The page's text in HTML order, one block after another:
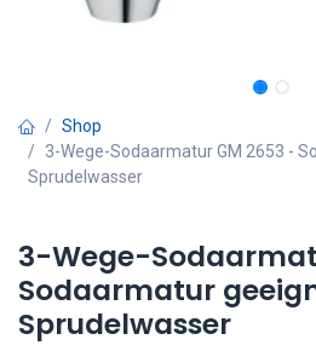
Shop
3-Wege-Sodaarmatur GM 2653 -
Sprudelwasser
3-Wege-
Sodaarmatur
Sprudelwasser